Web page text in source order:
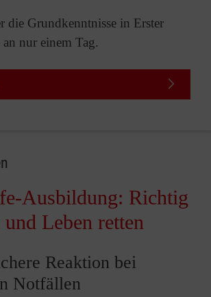
die Grundkenntnisse in Erster
nur einem Tag.
Ausbildung: Richtig
und Leben retten
Reaktion bei
Notfällen